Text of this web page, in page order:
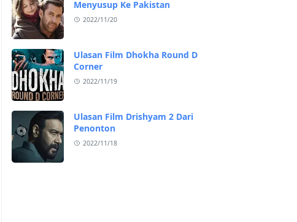
Menyusup Ke Pakistan
2022/11/20
Ulasan Film Dhokha Round D
Corner
2022/11/19
Ulasan Film Drishyam 2 Dari
Penonton
2022/11/18